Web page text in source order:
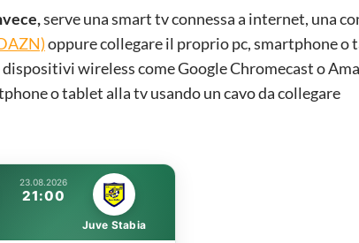
serve una smart tv connessa a internet, una
oppure collegare il proprio pc, smartphone o
wireless come Google Chromecast o
o tablet alla tv usando un cavo da collegare
23.08.2026
21:00
Juve Stabia